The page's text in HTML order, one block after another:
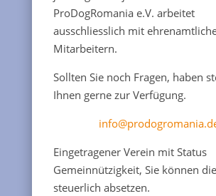
ProDogRomania e.V. arbeitet
ausschliesslich mit
Mitarbeitern.
Sollten Sie noch Fragen, haben
Ihnen gerne zur Verfügung.
Eingetragener Verein mit Status
Gemeinnützigkeit, Sie können
steuerlich absetzen.